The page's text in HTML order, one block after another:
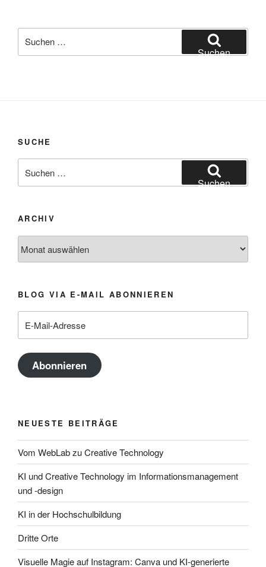
nach:
Suchen
SUCHE
nach:
Suchen
ARCHIV
BLOG VIA E-MAIL ABONNIEREN
Mail-
Abonnieren
NEUESTE BEITRÄGE
Vom WebLab zu Creative Technology
KI und Creative Technology im Informationsmanagement
und -design
KI in der Hochschulbildung
Dritte Orte
Visuelle Magie auf Instagram: Canva und KI-generierte